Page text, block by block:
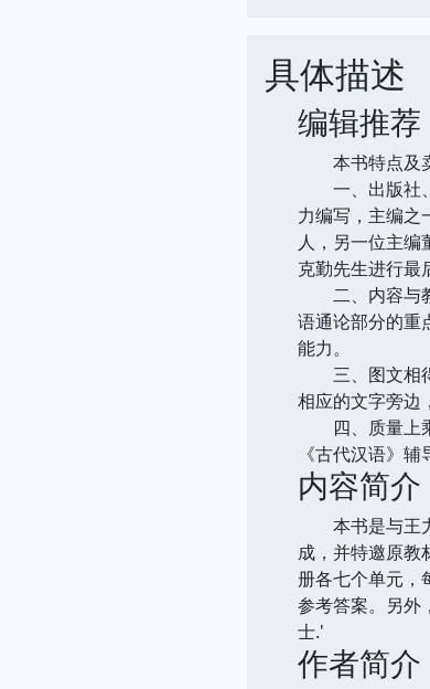
具体描述
编辑推荐
本书特点及
一、出版社、
力编写，主编之
人，另一位主编
克勤先生进行最
二、内容与教
语通论部分的重
能力。
三、图文相得
相应的文字旁边
四、质量上乘
《古代汉语》
内容简介
本书是与王力
成，并特邀原教
册各七个单元，
参考答案。另外
士.'
作者简介